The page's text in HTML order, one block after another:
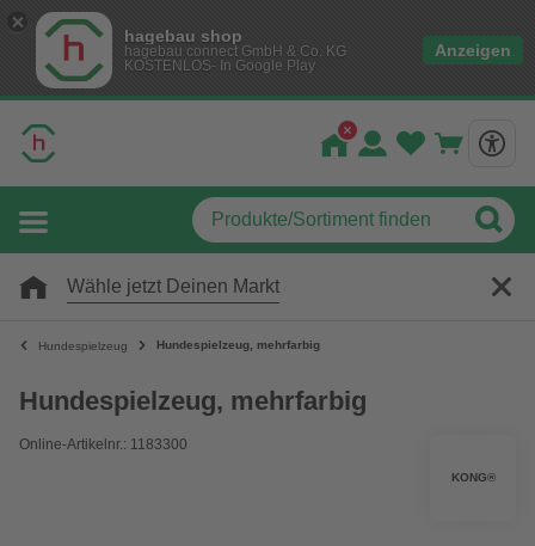
hagebau shop
hagebau connect GmbH & Co. KG
KOSTENLOS- In Google Play
Anzeigen
Wähle jetzt Deinen Markt
Hundespielzeug Hundespielzeug, mehrfarbig
Hundespielzeug, mehrfarbig
Online-Artikelnr.: 1183300
KONG®